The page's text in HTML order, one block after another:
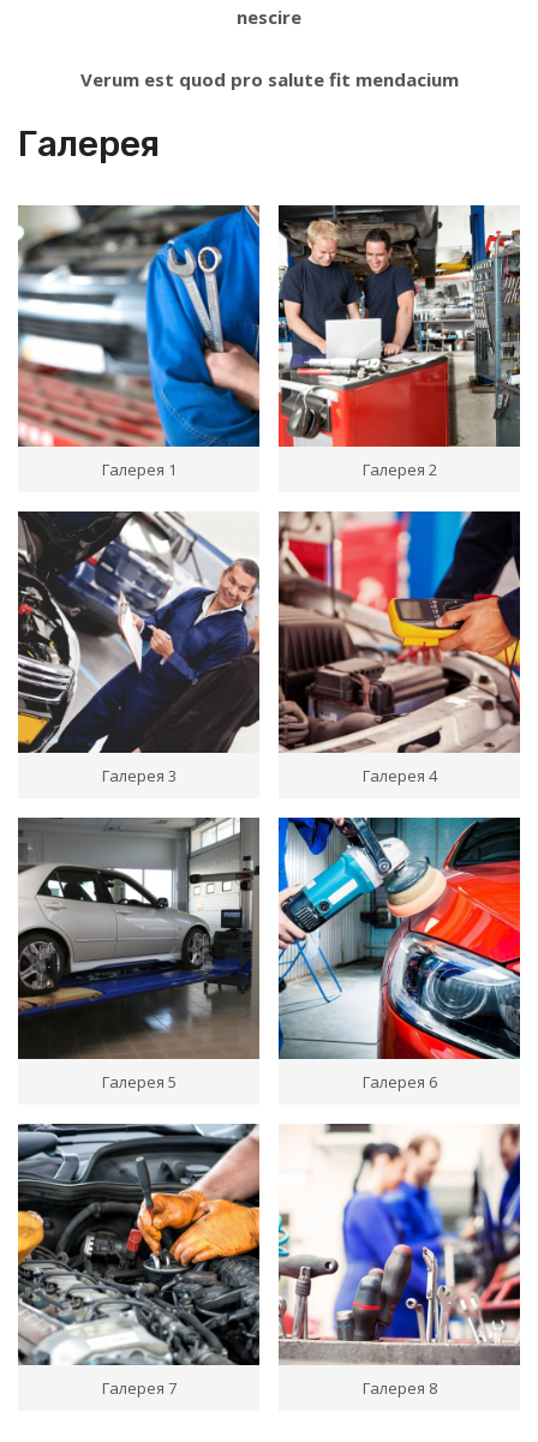
nescire
Verum est quod pro salute fit mendacium
Галерея
Галерея 1 Галерея 2
Галерея 3 Галерея 4
Галерея 5 Галерея 6
Галерея 7 Галерея 8